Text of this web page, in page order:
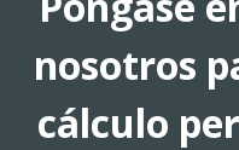
nosotros
cálculo